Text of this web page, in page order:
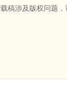
稿涉及版权问题